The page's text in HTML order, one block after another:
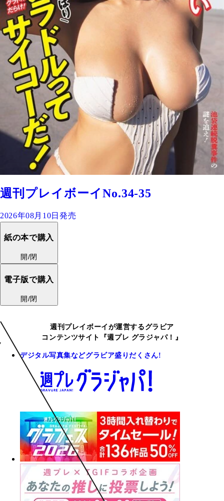
週刊プレイボーイNo.34-35
2026年08月10日発売
紙の本で購入
開/閉
電子版で購入
開/閉
週刊プレイボーイが運営するグラビア
コンテンツサイト『週プレ グラジャパ！』
デジタル写真集などグラビア盛りだくさん!